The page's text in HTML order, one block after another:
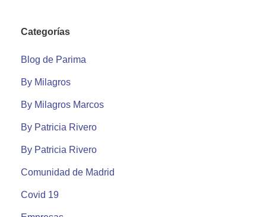
Categorías
Blog de Parima
By Milagros
By Milagros Marcos
By Patricia Rivero
By Patricia Rivero
Comunidad de Madrid
Covid 19